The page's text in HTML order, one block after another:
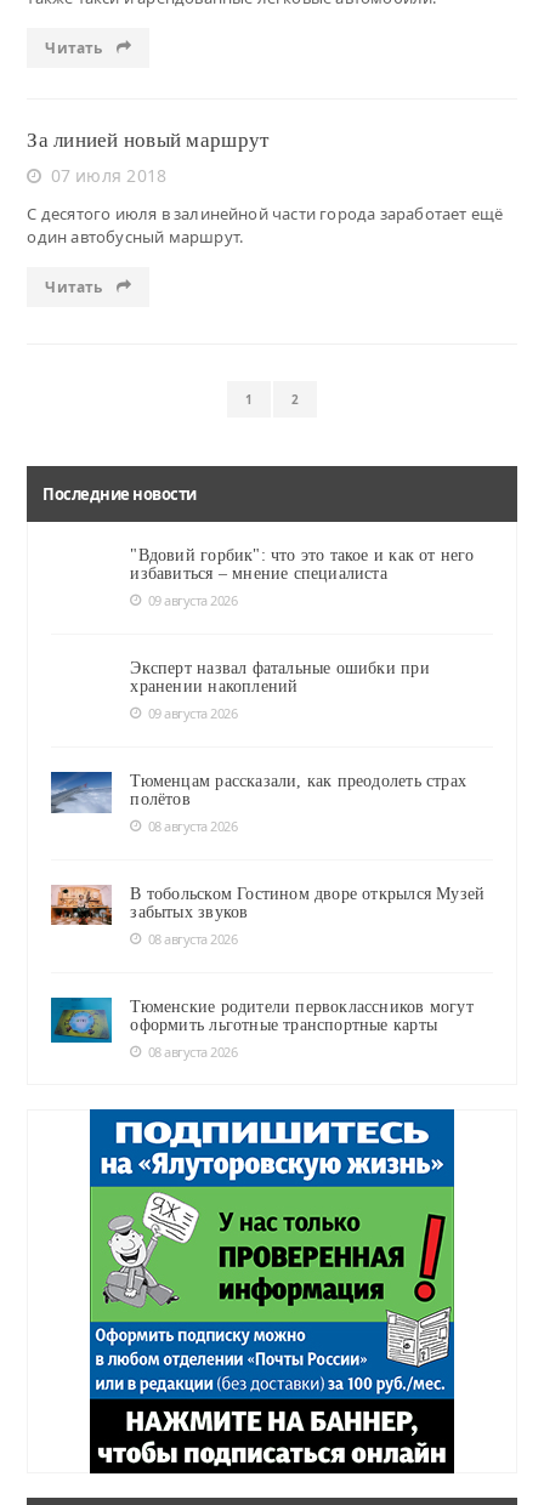
Читать
За линией новый маршрут
07 июля 2018
С десятого июля в залинейной части города заработает ещё
один автобусный маршрут.
Читать
1 2
Последние новости
"Вдовий горбик": что это такое и как от него
избавиться – мнение специалиста
09 августа 2026
Эксперт назвал фатальные ошибки при
хранении накоплений
09 августа 2026
Тюменцам рассказали, как преодолеть страх
полётов
08 августа 2026
В тобольском Гостином дворе открылся Музей
забытых звуков
08 августа 2026
Тюменские родители первоклассников могут
оформить льготные транспортные карты
08 августа 2026